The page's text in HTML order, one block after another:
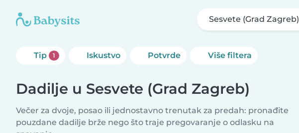
Sesvete (Grad Zagreb)
Tip 1 Iskustvo Potvrde Više filtera
Dadilje u Sesvete (Grad Zagreb)
Večer za dvoje, posao ili jednostavno trenutak za predah: pronađite
pouzdane dadilje brže nego što traje pregovaranje o odlasku na